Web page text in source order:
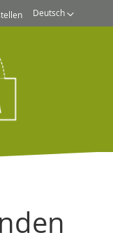
Sprache
Deutsch